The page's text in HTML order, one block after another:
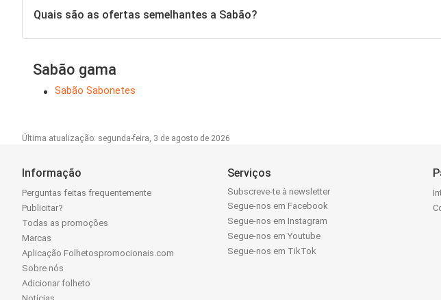
Quais são as ofertas semelhantes a Sabão?
Sabão gama
Sabão Sabonetes
Última atualização: segunda-feira, 3 de agosto de 2026
Informação
Perguntas feitas frequentemente
Publicitar?
Todas as promoções
Marcas
Aplicação Folhetospromocionais.com
Sobre nós
Adicionar folheto
Serviços
Subscreve-te à newsletter
Segue-nos em Facebook
Segue-nos em Instagram
Segue-nos em Youtube
Segue-nos em TikTok